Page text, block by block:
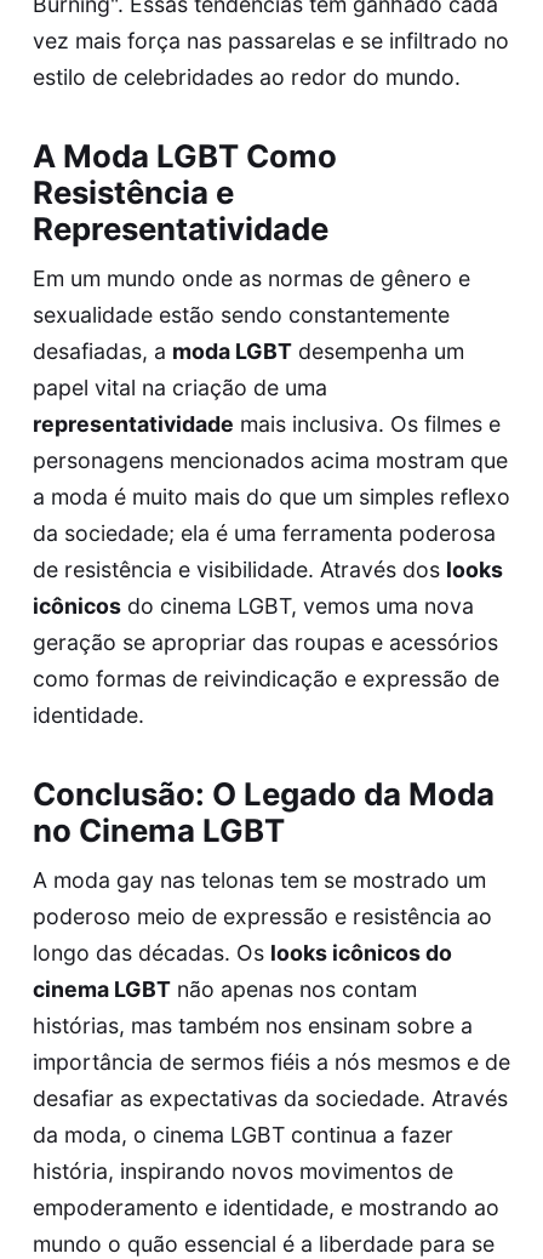
vez mais força nas passarelas e se infiltrado no
estilo de celebridades ao redor do mundo.
A Moda LGBT Como
Resistência e
Representatividade
Em um mundo onde as normas de gênero e
sexualidade estão sendo constantemente
desafiadas, a moda LGBTdesempenha um
papel vital na criação de uma
representatividade mais inclusiva. Os filmes e
personagens mencionados acima mostram que
a moda é muito mais do que um simples reflexo
da sociedade; ela é uma ferramenta poderosa
de resistência e visibilidade. Através dos looks
icônicosdo cinema LGBT, vemos uma nova
geração se apropriar das roupas e acessórios
como formas de reivindicação e expressão de
identidade.
Conclusão: O Legado da Moda
no Cinema LGBT
A moda gay nas telonas tem se mostrado um
poderoso meio de expressão e resistência ao
longo das décadas. Os looks icônicos do
cinema LGBTnão apenas nos contam
histórias, mas também nos ensinam sobre a
importância de sermos fiéis a nós mesmos e de
desafiar as expectativas da sociedade. Através
da moda, o cinema LGBT continua a fazer
história, inspirando novos movimentos de
empoderamento e identidade, e mostrando ao
mundo o quão essencial é a liberdade para se